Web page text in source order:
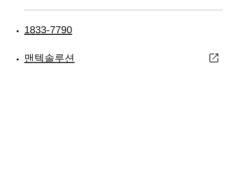
1833-7790
맨텍솔루션